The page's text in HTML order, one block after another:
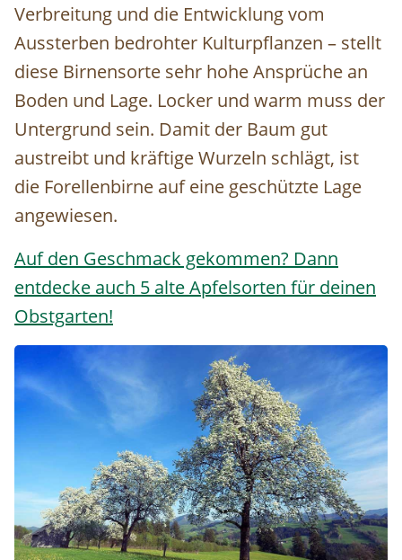
Verbreitung und die Entwicklung vom
Aussterben bedrohter Kulturpflanzen – stellt
diese Birnensorte sehr hohe Ansprüche an
Boden und Lage. Locker und warm muss der
Untergrund sein. Damit der Baum gut
austreibt und kräftige Wurzeln schlägt, ist
die Forellenbirne auf eine geschützte Lage
angewiesen.
Auf den Geschmack gekommen? Dann
entdecke auch 5 alte Apfelsorten für deinen
Obstgarten!